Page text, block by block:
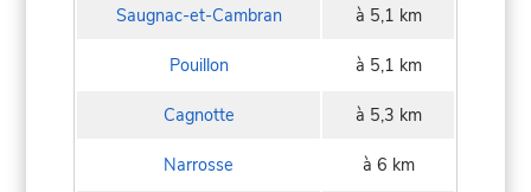
Saugnac-et-Cambran à 5,1 km
Pouillon à 5,1 km
Cagnotte à 5,3 km
Narrosse à 6 km